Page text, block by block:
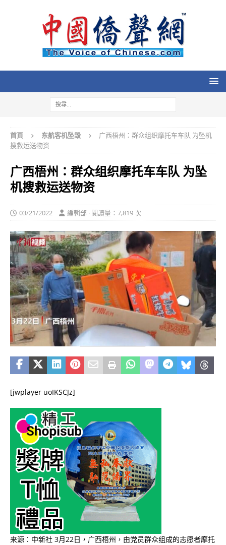
首頁 东航客机坠毁
广西梧州：群众组织摩托车车队 为坠机
搜救运送物资
广西梧州：群众组织摩托车车队 为坠
机搜救运送物资
03/21/2022 編輯部 · 閱讀量：7,819 次
[jwplayer uoIKSCJz]
来源：中新社 3月22日，广西梧州，由党员群众组成的志愿者摩托